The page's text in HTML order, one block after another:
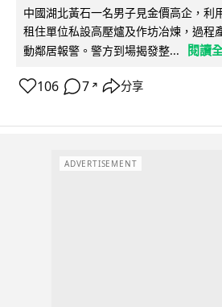
中國湖北黃石一名男子見金價高企，利
租住單位私設高壓爐及作坊冶煉，過程
動鄰居報警。警方到場揭發整...
閱讀
106 7 ↗ 分享
ADVERTISEMENT